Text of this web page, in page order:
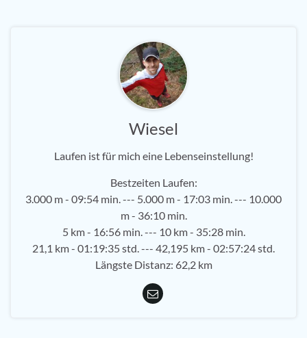
Wiesel
Laufen ist für mich eine Lebenseinstellung!
Bestzeiten Laufen:
3.000 m - 09:54 min. --- 5.000 m - 17:03 min. --- 10.000
m - 36:10 min.
5 km - 16:56 min. --- 10 km - 35:28 min.
21,1 km - 01:19:35 std. --- 42,195 km - 02:57:24 std.
Längste Distanz: 62,2 km